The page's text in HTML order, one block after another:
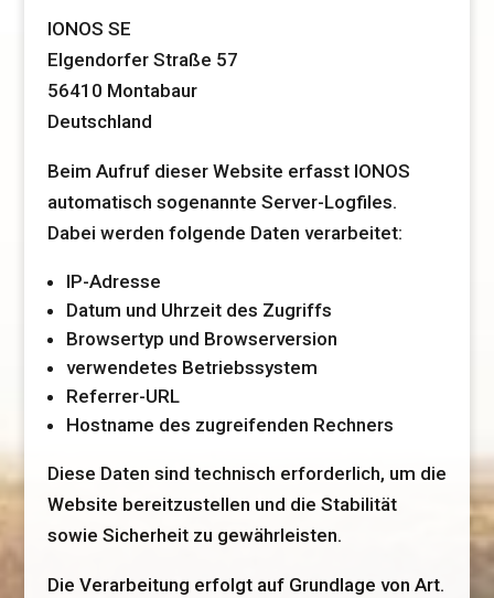
IONOS SE
Elgendorfer Straße 57
56410 Montabaur
Deutschland
Beim Aufruf dieser Website erfasst IONOS
automatisch sogenannte Server-Logfiles.
Dabei werden folgende Daten verarbeitet:
IP-Adresse
Datum und Uhrzeit des Zugriffs
Browsertyp und Browserversion
verwendetes Betriebssystem
Referrer-URL
Hostname des zugreifenden Rechners
Diese Daten sind technisch erforderlich, um die
Website bereitzustellen und die Stabilität
sowie Sicherheit zu gewährleisten.
Die Verarbeitung erfolgt auf Grundlage von Art.